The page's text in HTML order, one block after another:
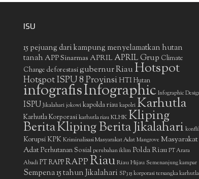
ISU
15 pejuang dari kampung menyelamatkan hutan
tanah APP Sinarmas APRIL APRIL Grup Climate
Change deforestasigubernur RiauHotspot
Hotspot ISPU 8 ProvinsiHTIHutan
infografisInfographic Infographic
ISPU Jikalahari jokowi kapolda riau kapolri Karhutla
Karhutla Korporasi karhutla riau KLHKKliping
BeritaKliping Berita Jikalahari
Korupsi KPK Kriminalisasi Masyarakat Adat Mangrove Masyarakat
AdatPerhutanan Sosial perubahan iklim Polda Riau PT Arara
Abadi PT RAPPRAPPRiauRiau Hijau Semenanjung kampar
Sempena 15 tahun Jikalahari SP3 15 korporasi tersangka karhutla